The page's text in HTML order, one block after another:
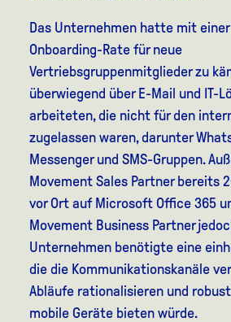
Das Unternehmen hatte mit
Onboarding-Rate für neue
Vertriebsgruppenmitglieder zu
überwiegend über E-Mail und IT-
arbeiteten, die nicht für den
zugelassen waren, darunter
Messenger und SMS-Gruppen.
Movement Sales Partner bereits
vor Ort auf Microsoft Office 365
Movement Business Partner
Unternehmen benötigte eine
die die Kommunikationskanäle
Abläufe rationalisieren und
mobile Geräte bieten würde.